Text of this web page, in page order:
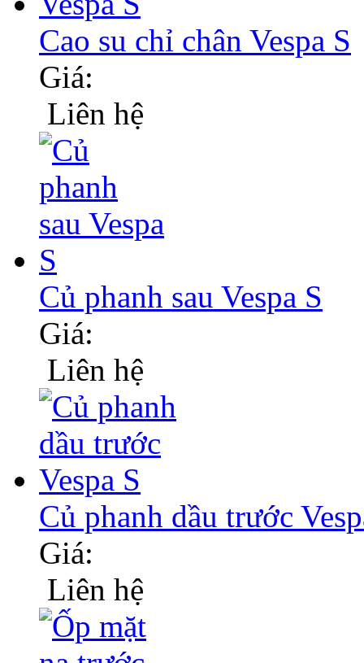
Cao su chỉ chân Vespa S
Giá:
Liên hệ
Củ phanh sau Vespa S
Giá:
Liên hệ
Củ phanh dầu trước
Giá:
Liên hệ